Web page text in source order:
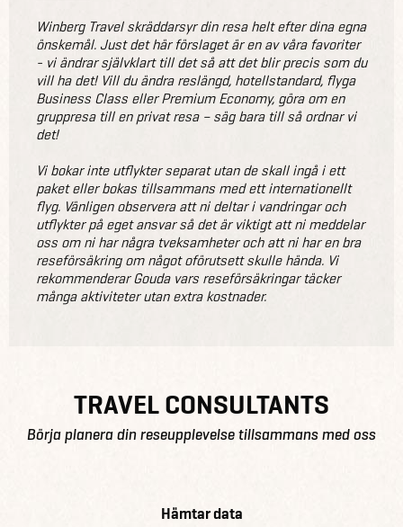
Winberg Travel skräddarsyr din resa helt efter dina egna
önskemål. Just det här förslaget är en av våra favoriter
- vi ändrar självklart till det så att det blir precis som du
vill ha det! Vill du ändra reslängd, hotellstandard, flyga
Business Class eller Premium Economy, göra om en
gruppresa till en privat resa – säg bara till så ordnar vi
det!
Vi bokar inte utflykter separat utan de skall ingå i ett
paket eller bokas tillsammans med ett internationellt
flyg. Vänligen observera att ni deltar i vandringar och
utflykter på eget ansvar så det är viktigt att ni meddelar
oss om ni har några tveksamheter och att ni har en bra
reseförsäkring om något oförutsett skulle hända. Vi
rekommenderar Gouda vars reseförsäkringar täcker
många aktiviteter utan extra kostnader.
TRAVEL CONSULTANTS
Börja planera din reseupplevelse tillsammans med oss
Hämtar data